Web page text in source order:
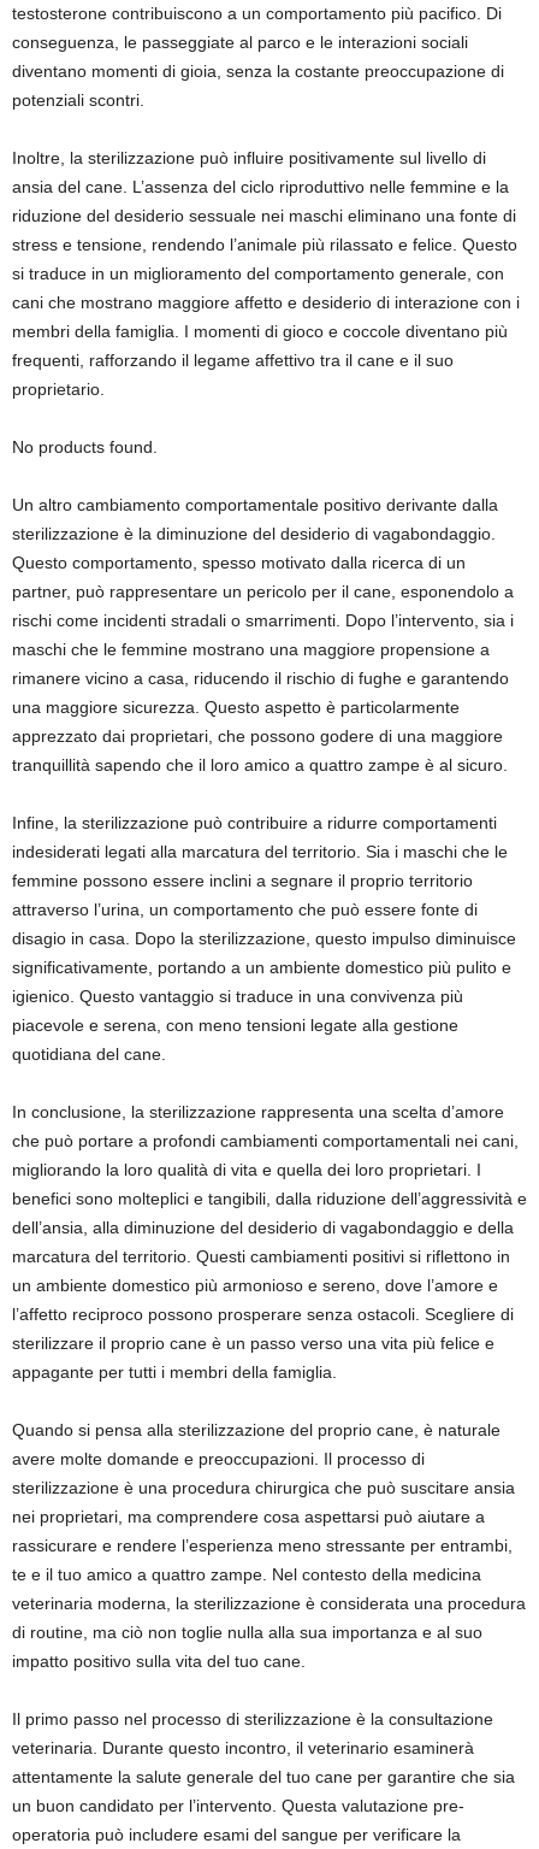
testosterone contribuiscono a un comportamento più pacifico. Di
conseguenza, le passeggiate al parco e le interazioni sociali
diventano momenti di gioia, senza la costante preoccupazione di
potenziali scontri.
Inoltre, la sterilizzazione può influire positivamente sul livello di
ansia del cane. L’assenza del ciclo riproduttivo nelle femmine e la
riduzione del desiderio sessuale nei maschi eliminano una fonte di
stress e tensione, rendendo l’animale più rilassato e felice. Questo
si traduce in un miglioramento del comportamento generale, con
cani che mostrano maggiore affetto e desiderio di interazione con i
membri della famiglia. I momenti di gioco e coccole diventano più
frequenti, rafforzando il legame affettivo tra il cane e il suo
proprietario.
No products found.
Un altro cambiamento comportamentale positivo derivante dalla
sterilizzazione è la diminuzione del desiderio di vagabondaggio.
Questo comportamento, spesso motivato dalla ricerca di un
partner, può rappresentare un pericolo per il cane, esponendolo a
rischi come incidenti stradali o smarrimenti. Dopo l’intervento, sia i
maschi che le femmine mostrano una maggiore propensione a
rimanere vicino a casa, riducendo il rischio di fughe e garantendo
una maggiore sicurezza. Questo aspetto è particolarmente
apprezzato dai proprietari, che possono godere di una maggiore
tranquillità sapendo che il loro amico a quattro zampe è al sicuro.
Infine, la sterilizzazione può contribuire a ridurre comportamenti
indesiderati legati alla marcatura del territorio. Sia i maschi che le
femmine possono essere inclini a segnare il proprio territorio
attraverso l’urina, un comportamento che può essere fonte di
disagio in casa. Dopo la sterilizzazione, questo impulso diminuisce
significativamente, portando a un ambiente domestico più pulito e
igienico. Questo vantaggio si traduce in una convivenza più
piacevole e serena, con meno tensioni legate alla gestione
quotidiana del cane.
In conclusione, la sterilizzazione rappresenta una scelta d’amore
che può portare a profondi cambiamenti comportamentali nei cani,
migliorando la loro qualità di vita e quella dei loro proprietari. I
benefici sono molteplici e tangibili, dalla riduzione dell’aggressività e
dell’ansia, alla diminuzione del desiderio di vagabondaggio e della
marcatura del territorio. Questi cambiamenti positivi si riflettono in
un ambiente domestico più armonioso e sereno, dove l’amore e
l’affetto reciproco possono prosperare senza ostacoli. Scegliere di
sterilizzare il proprio cane è un passo verso una vita più felice e
appagante per tutti i membri della famiglia.
Quando si pensa alla sterilizzazione del proprio cane, è naturale
avere molte domande e preoccupazioni. Il processo di
sterilizzazione è una procedura chirurgica che può suscitare ansia
nei proprietari, ma comprendere cosa aspettarsi può aiutare a
rassicurare e rendere l’esperienza meno stressante per entrambi,
te e il tuo amico a quattro zampe. Nel contesto della medicina
veterinaria moderna, la sterilizzazione è considerata una procedura
di routine, ma ciò non toglie nulla alla sua importanza e al suo
impatto positivo sulla vita del tuo cane.
Il primo passo nel processo di sterilizzazione è la consultazione
veterinaria. Durante questo incontro, il veterinario esaminerà
attentamente la salute generale del tuo cane per garantire che sia
un buon candidato per l’intervento. Questa valutazione pre-
operatoria può includere esami del sangue per verificare la